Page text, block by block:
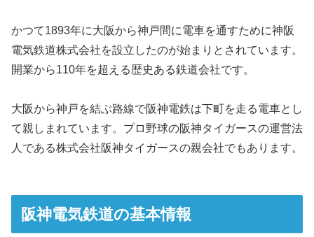
かつて1893年に大阪から神戸間に電車を通すために神阪
電気鉄道株式会社を設立したのが始まりとされています。
開業から110年を超える歴史ある鉄道会社です。
大阪から神戸を結ぶ路線で阪神電鉄は下町を走る電車とし
て親しまれています。プロ野球の阪神タイガースの運営法
人である株式会社阪神タイガースの親会社でもあります。
阪神電気鉄道の基本情報